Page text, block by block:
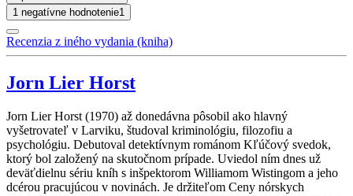
1 negatívne hodnotenie1
Recenzia z iného vydania (kniha)
Jorn Lier Horst
Jorn Lier Horst (1970) až donedávna pôsobil ako hlavný
vyšetrovateľ v Larviku, študoval kriminológiu, filozofiu a
psychológiu. Debutoval detektívnym románom Kľúčový svedok,
ktorý bol založený na skutočnom prípade. Uviedol ním dnes už
deväťdielnu sériu kníh s inšpektorom Williamom Wistingom a jeho
dcérou pracujúcou v novinách. Je držiteľom Ceny nórskych